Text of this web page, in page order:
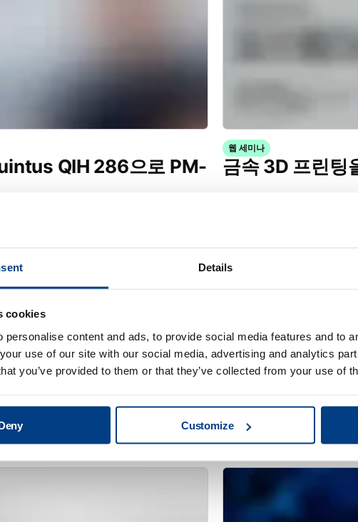
Details
cookies
personalise content and ads, to provide social media features and to
use of our site with our social media, advertising and analytics
you’ve provided to them or that they’ve collected from your use of
Customize
QIH 286으로 PM-
웹 세미나
금속 3D 프린팅
한 열처리 왜곡 감소
기술 간행물
제조된 의료용